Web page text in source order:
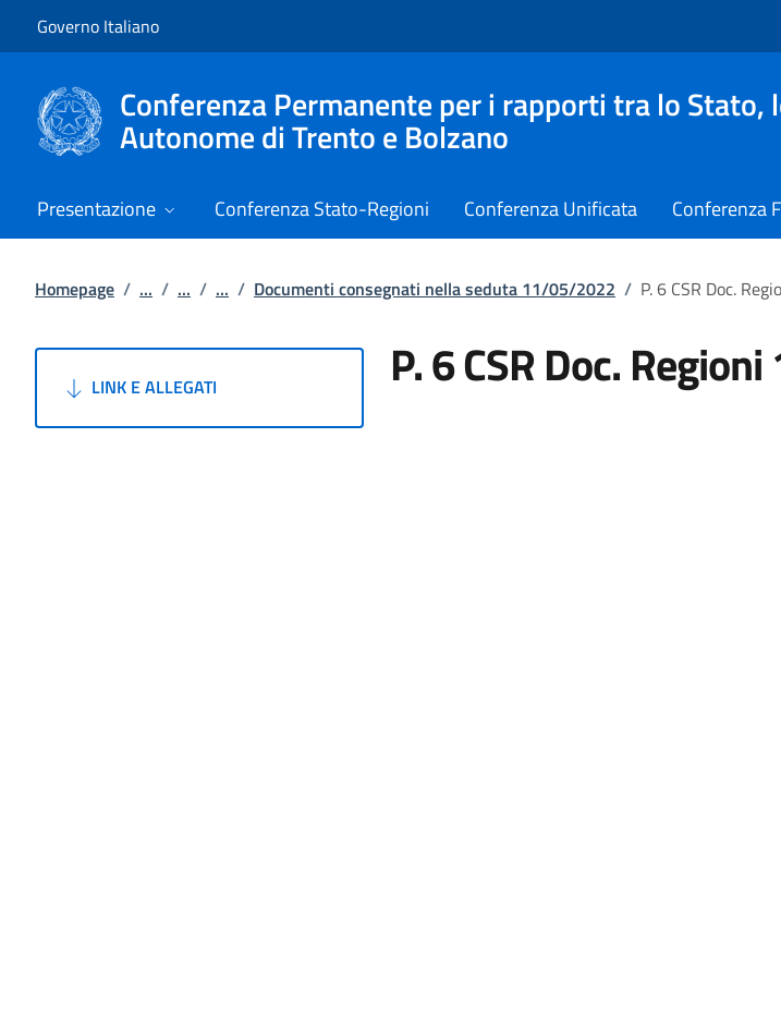
Governo Italiano
Conferenza Permanente per i rapporti tra lo Stato,
Autonome di Trento e Bolzano
Presentazione Conferenza Stato-Regioni Conferenza Unificata Conferenza
Homepage / ... / ... / ... / Documenti consegnati nella seduta 11/05/2022 / P. 6 CSR Doc.
LINK E ALLEGATI P. 6 CSR Doc.